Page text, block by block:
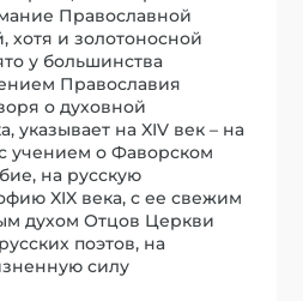
Православной
хотя и золотоносной
у большинства
Православия
о духовной
указывает на XIV век – на
учением о Фаворском
на русскую
XIX века, с ее свежим
духом Отцов Церкви
поэтов, на
силу